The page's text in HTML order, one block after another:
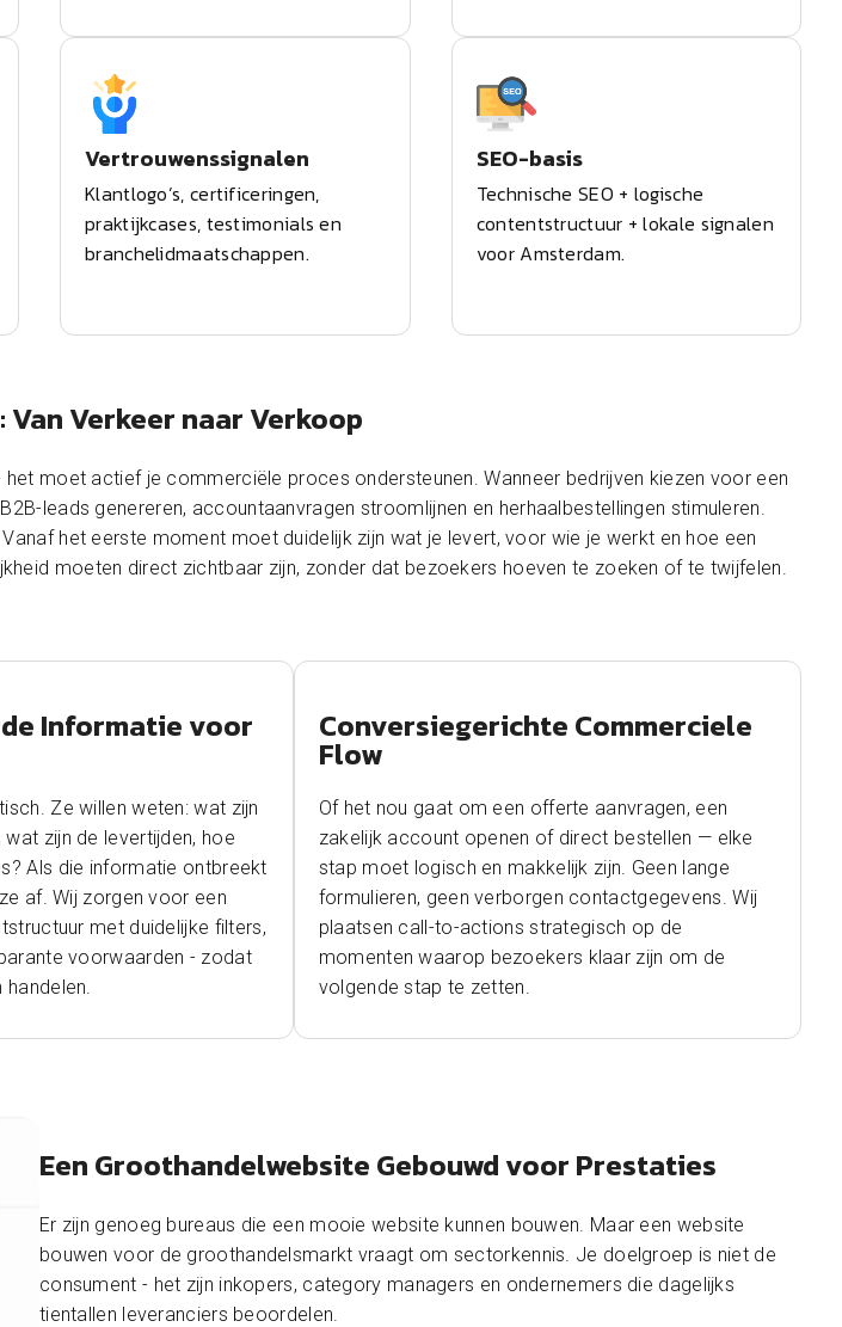
Vertrouwenssignalen
Klantlogo’s, certificeringen,
praktijkcases, testimonials en
branchelidmaatschappen.
SEO-basis
Technische SEO + logische
contentstructuur + lokale signalen
voor Amsterdam.
Verkeer naar Verkoop
moet actief je commerciële proces ondersteunen. Wanneer bedrijven kiezen voor een
leads genereren, accountaanvragen stroomlijnen en herhaalbestellingen stimuleren.
het eerste moment moet duidelijk zijn wat je levert, voor wie je werkt en hoe een
moeten direct zichtbaar zijn, zonder dat bezoekers hoeven te zoeken of te twijfelen.
Informatie voor
Ze willen weten: wat zijn
zijn de levertijden, hoe
Als die informatie ontbreekt
af. Wij zorgen voor een
met duidelijke filters,
voorwaarden - zodat
handelen.
Conversiegerichte Commerciele
Flow
Of het nou gaat om een offerte aanvragen, een
zakelijk account openen of direct bestellen — elke
stap moet logisch en makkelijk zijn. Geen lange
formulieren, geen verborgen contactgegevens. Wij
plaatsen call-to-actions strategisch op de
momenten waarop bezoekers klaar zijn om de
volgende stap te zetten.
Een Groothandelwebsite Gebouwd voor Prestaties
Er zijn genoeg bureaus die een mooie website kunnen bouwen. Maar een website
bouwen voor de groothandelsmarkt vraagt om sectorkennis. Je doelgroep is niet de
consument - het zijn inkopers, category managers en ondernemers die dagelijks
tientallen leveranciers beoordelen.